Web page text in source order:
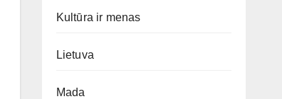
Kultūra ir menas
Lietuva
Mada